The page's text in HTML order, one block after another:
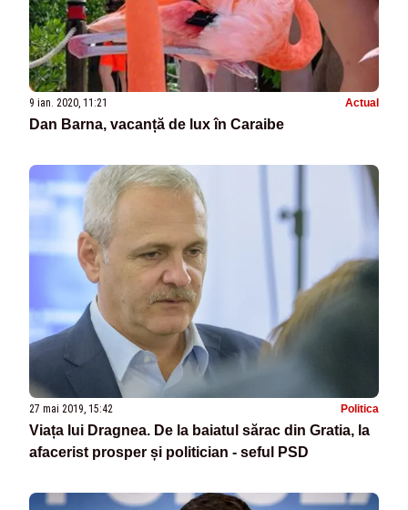
9 ian. 2020, 11:21 Actual
Dan Barna, vacanță de lux în Caraibe
27 mai 2019, 15:42 Politica
Viața lui Dragnea. De la baiatul sărac din Gratia, la
afacerist prosper și politician - seful PSD